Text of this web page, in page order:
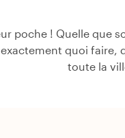
poche ! Quelle que
quoi
toute la